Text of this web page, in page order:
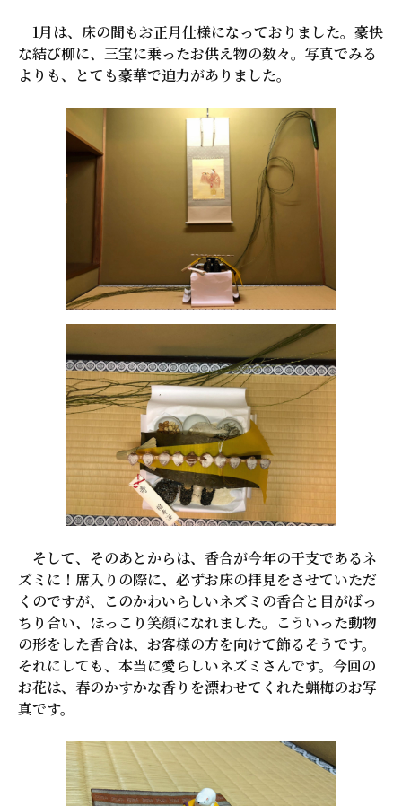
1月は、床の間もお正月仕様になっておりました。豪快
な結び柳に、三宝に乗ったお供え物の数々。写真でみる
よりも、とても豪華で迫力がありました。
そして、そのあとからは、香合が今年の干支であるネ
ズミに！席入りの際に、必ずお床の拝見をさせていただ
くのですが、このかわいらしいネズミの香合と目がばっ
ちり合い、ほっこり笑顔になれました。こういった動物
の形をした香合は、お客様の方を向けて飾るそうです。
それにしても、本当に愛らしいネズミさんです。今回の
お花は、春のかすかな香りを漂わせてくれた蝋梅のお写
真です。